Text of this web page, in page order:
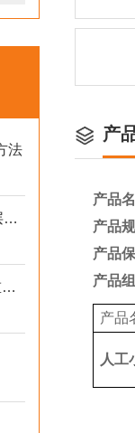
法
尿微量白蛋白抗原可以应用于侧向层析吗？
亿迅生物供应凋亡蛋白活性因子-1重组免单抗
产
产品
产品
产品
产品
产品
人工